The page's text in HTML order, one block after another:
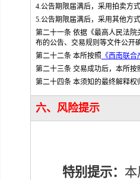
4.公告期限届满后，采用拍卖方
5.公告期限届满后，采用其他方
第二十一条 依据《最高人民法
布的公告、交易规则等文件公开
第二十二条 本所按照 《西南联
第二十三条 交易成功后，本所
第二十四条 本须知的最终解释权
六、风险提示
特别提示：